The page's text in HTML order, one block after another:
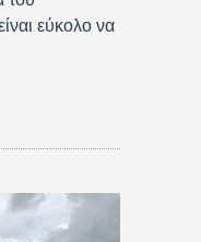
εύκολο να